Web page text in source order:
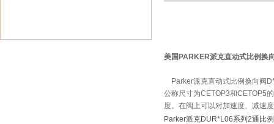
美国PARKER派克直动式比例换
Parker派克直动式比例换向阀
公称尺寸为CETOP3和CETOP5
度。在阀上可以对加速度、减速
Parker派克DUR*L06系列2通比